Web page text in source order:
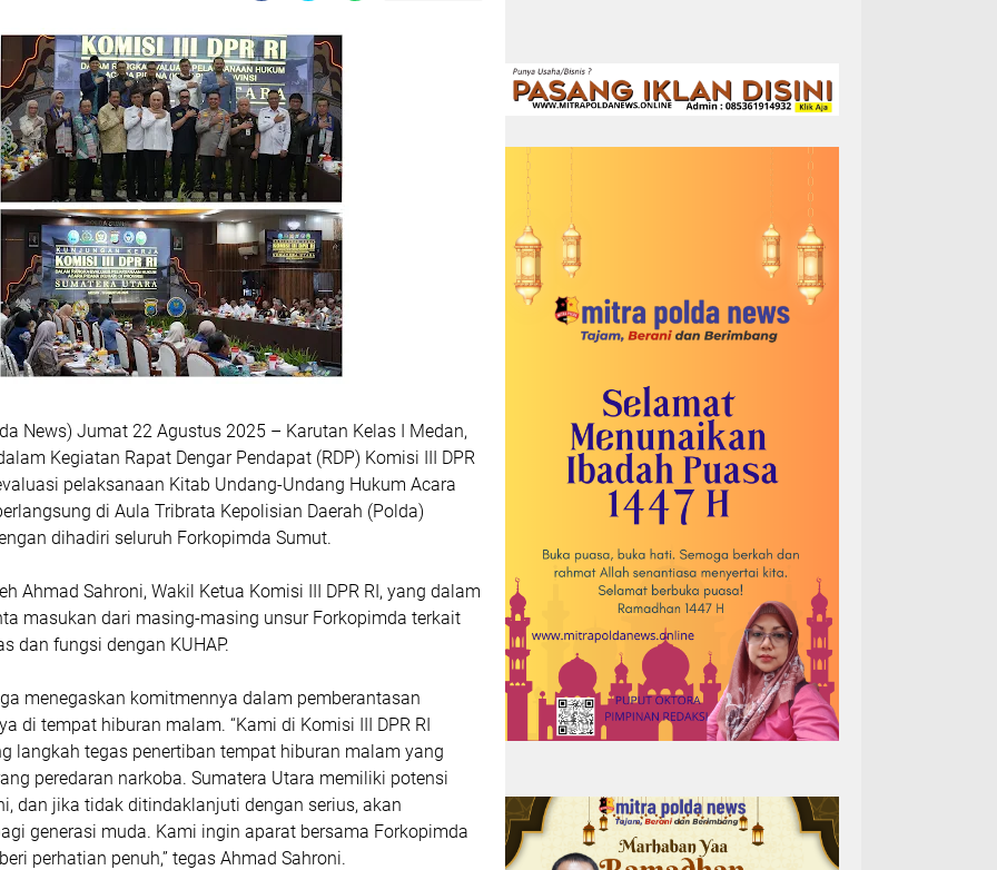
News) Jumat 22 Agustus 2025 – Karutan Kelas I Medan,
Kegiatan Rapat Dengar Pendapat (RDP) Komisi III DPR
pelaksanaan Kitab Undang-Undang Hukum Acara
di Aula Tribrata Kepolisian Daerah (Polda)
dihadiri seluruh Forkopimda Sumut.
Ahmad Sahroni, Wakil Ketua Komisi III DPR RI, yang dalam
masukan dari masing-masing unsur Forkopimda terkait
dan fungsi dengan KUHAP.
menegaskan komitmennya dalam pemberantasan
di tempat hiburan malam. “Kami di Komisi III DPR RI
langkah tegas penertiban tempat hiburan malam yang
peredaran narkoba. Sumatera Utara memiliki potensi
dan jika tidak ditindaklanjuti dengan serius, akan
generasi muda. Kami ingin aparat bersama Forkopimda
perhatian penuh,” tegas Ahmad Sahroni.